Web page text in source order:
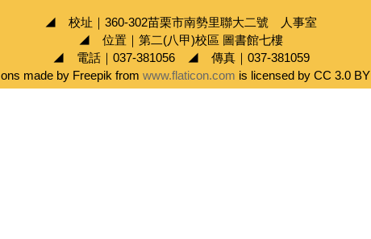
◢ 校址｜360-302苗栗市南勢里聯大二號 人事室
◢ 位置｜第二(八甲)校區 圖書館七樓
◢ 電話｜037-381056 ◢ 傳真｜037-381059
made by Freepik from www.flaticon.com is licensed by CC 3.0 BY